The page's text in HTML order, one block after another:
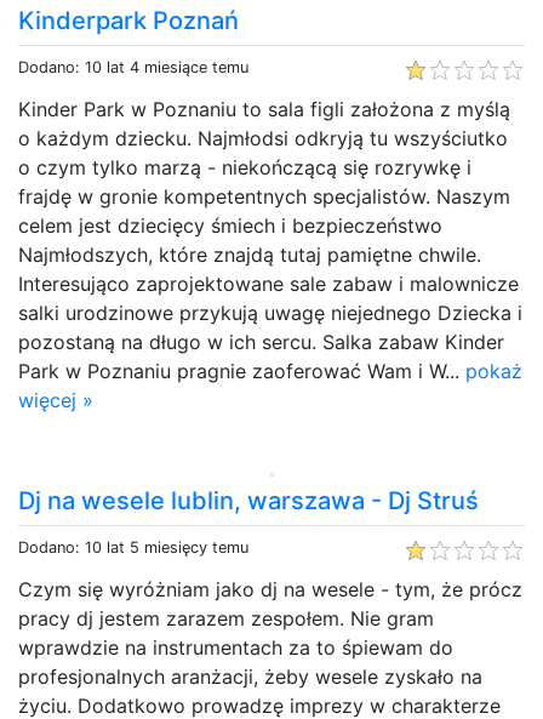
Kinderpark Poznań
Dodano: 10 lat 4 miesiące temu
Kinder Park w Poznaniu to sala figli założona z myślą
o każdym dziecku. Najmłodsi odkryją tu wszyściutko
o czym tylko marzą - niekończącą się rozrywkę i
frajdę w gronie kompetentnych specjalistów. Naszym
celem jest dziecięcy śmiech i bezpieczeństwo
Najmłodszych, które znajdą tutaj pamiętne chwile.
Interesująco zaprojektowane sale zabaw i malownicze
salki urodzinowe przykują uwagę niejednego Dziecka i
pozostaną na długo w ich sercu. Salka zabaw Kinder
Park w Poznaniu pragnie zaoferować Wam i W... pokaż
więcej »
Dj na wesele lublin, warszawa - Dj Struś
Dodano: 10 lat 5 miesięcy temu
Czym się wyróżniam jako dj na wesele - tym, że prócz
pracy dj jestem zarazem zespołem. Nie gram
wprawdzie na instrumentach za to śpiewam do
profesjonalnych aranżacji, żeby wesele zyskało na
życiu. Dodatkowo prowadzę imprezy w charakterze